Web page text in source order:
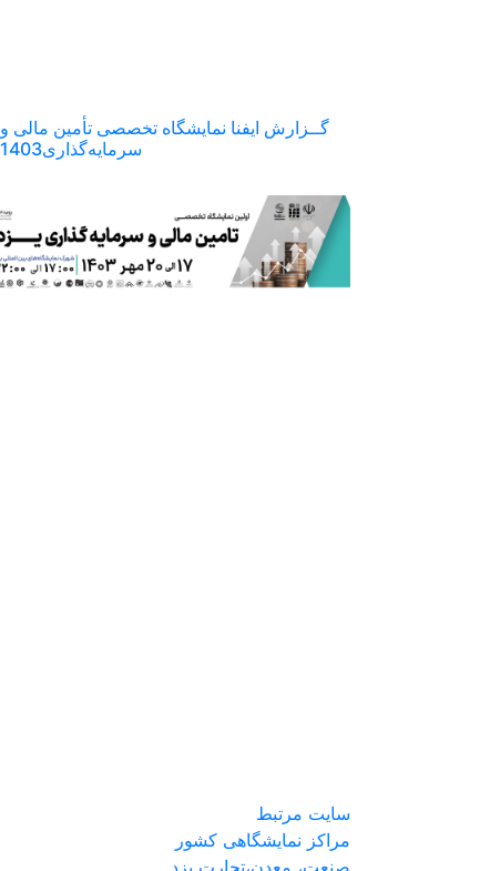
گــزارش ایفنا نمایشگاه تخصصی تأمین مالی و
سرمایه‌گذاری1403
سایت مرتبط
مراکز نمایشگاهی کشور
صنعت، معدن،تجارت یزد